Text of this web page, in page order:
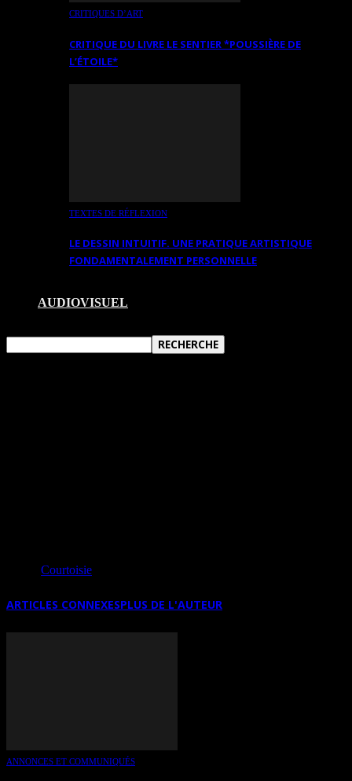
CRITIQUES D’ART
CRITIQUE DU LIVRE LE SENTIER *POUSSIÈRE DE
L’ÉTOILE*
TEXTES DE RÉFLEXION
LE DESSIN INTUITIF. UNE PRATIQUE ARTISTIQUE
FONDAMENTALEMENT PERSONNELLE
AUDIOVISUEL
Courtoisie
ARTICLES CONNEXESPLUS DE L'AUTEUR
ANNONCES ET COMMUNIQUÉS